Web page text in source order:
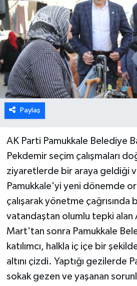
Paylaş
AK Parti Pamukkale Belediye
Pekdemir seçim çalışmaları
ziyaretlerde bir araya geldiği
Pamukkale'yi yeni dönemde
çalışarak yönetme çağrısında
vatandaştan olumlu tepki alan
Mart'tan sonra Pamukkale
katılımcı, halkla iç içe bir
altını çizdi. Yaptığı gezilerde
sokak gezen ve yaşanan
RESMİ REKLAM